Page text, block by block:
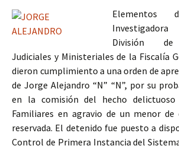
División de
Judiciales y Ministeriales de la Fiscalía
dieron cumplimiento a una orden de
de Jorge Alejandro “N” “N”, por su
en la comisión del hecho delictuoso
Familiares en agravio de un menor de
reservada. El detenido fue puesto a
Control de Primera Instancia del